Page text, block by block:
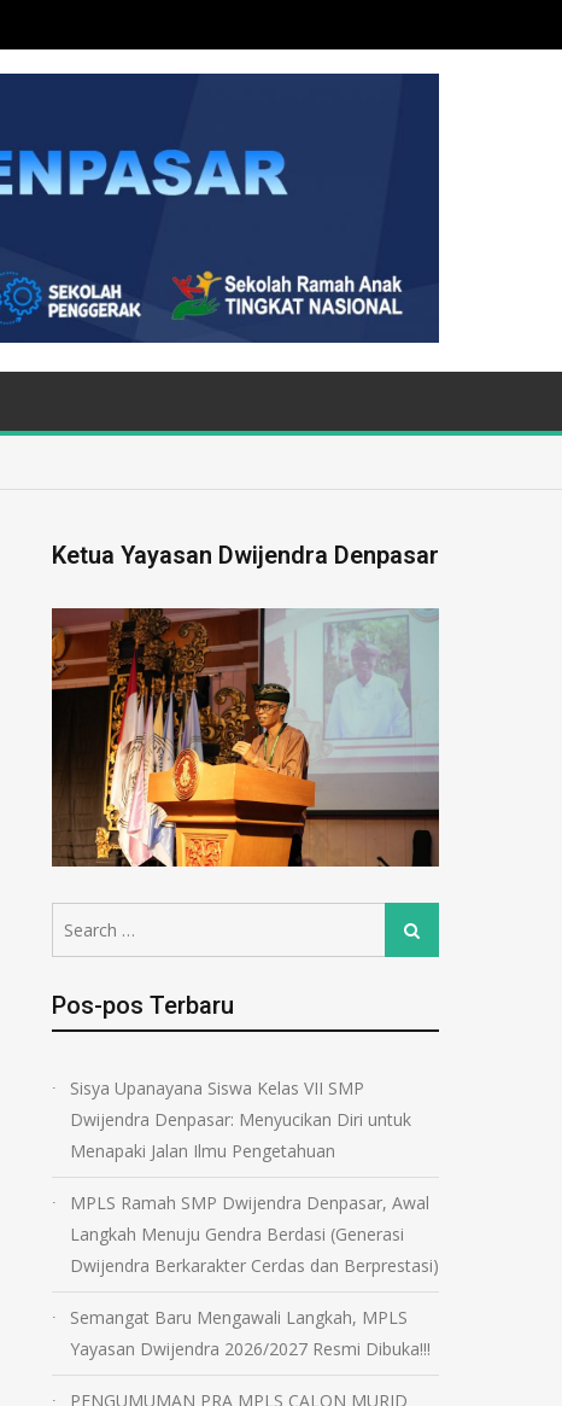
Ketua Yayasan Dwijendra Denpasar
Pos-pos Terbaru
Sisya Upanayana Siswa Kelas VII SMP
Dwijendra Denpasar: Menyucikan Diri untuk
Menapaki Jalan Ilmu Pengetahuan
MPLS Ramah SMP Dwijendra Denpasar, Awal
Langkah Menuju Gendra Berdasi (Generasi
Dwijendra Berkarakter Cerdas dan Berprestasi)
Semangat Baru Mengawali Langkah, MPLS
Yayasan Dwijendra 2026/2027 Resmi Dibuka!!!
PENGUMUMAN PRA MPLS CALON MURID